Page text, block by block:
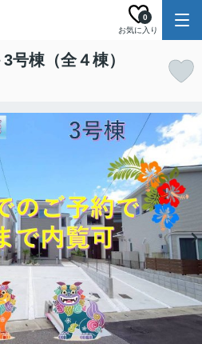
お気に入り
0
棟（全４棟）